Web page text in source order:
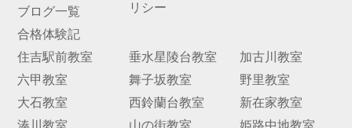
ブログ一覧
合格体験記
リシー
住吉駅前教室
六甲教室
大石教室
垂水星陵台教室
舞子坂教室
西鈴蘭台教室
加古川教室
野里教室
新在家教室